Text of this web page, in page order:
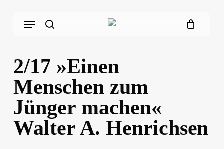
Menu
2/17 »Einen
Menschen zum
Jünger machen«
Walter A. Henrichsen